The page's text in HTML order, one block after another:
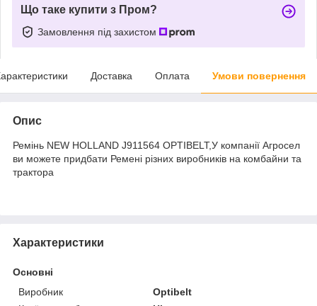
Що таке купити з Пром?
Замовлення під захистом
Доставка Оплата Умови повернення
Опис
Ремінь NEW HOLLAND J911564 OPTIBELT,У компанії Агросел
ви можете придбати Ремені різних виробників на комбайни та
трактора
Характеристики
Основні
Виробник
Optibelt